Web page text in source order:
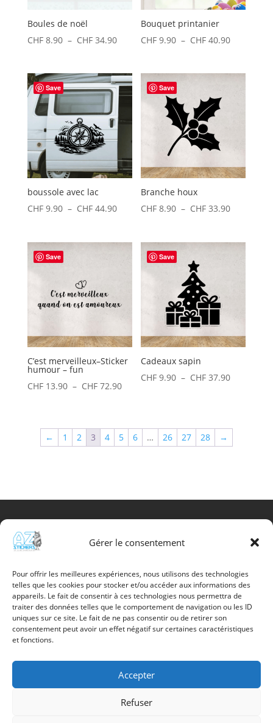
Gérer le consentement
Pour offrir les meilleures expériences, nous utilisons des technologies
telles que les cookies pour stocker et/ou accéder aux informations des
appareils. Le fait de consentir à ces technologies nous permettra de
traiter des données telles que le comportement de navigation ou les ID
uniques sur ce site. Le fait de ne pas consentir ou de retirer son
consentement peut avoir un effet négatif sur certaines caractéristiques
et fonctions.
Accepter
Refuser
Boules de noël
CHF8.90 – CHF34.90Plage
prix :
CHF 8.90
à
CHF 34.90
Bouquet printanier
CHF 9.90 – CHF 40.90Plage
prix :
Save
boussole avec lac
CHF9.90 – CHF44.90Plage
prix :
CHF 9.90
Save
Branche houx
CHF 8.90 – CHF 33.90Plage
prix :
Save
C’est merveilleux–Sticker
humour – fun
CHF13.90 – CHF72.90Plage
CHF 13.90
à
Save
Cadeaux sapin
CHF 9.90 – CHF 37.90Plage
← 1 2 3 4 5 6 … 26 27 28 →
Info utile
Promotions
Nouveaux produits
Meilleures Ventes
Contactez-nous
Politique de confidentialité
Mon compte